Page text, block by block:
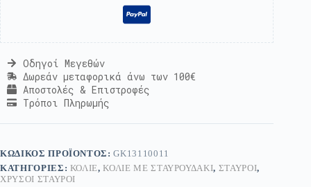
Οδηγοί Μεγεθών
Δωρεάν μεταφορικά άνω των 100€
Αποστολές & Επιστροφές
Τρόποι Πληρωμής
ΚΩΔΙΚΌΣ ΠΡΟΪΌΝΤΟΣ:GK13110011
ΚΑΤΗΓΟΡΊΕΣ: ΚΟΛΙΈ,ΚΟΛΙΈ ΜΕ ΣΤΑΥΡΟΥΔΆΚΙ, ΣΤΑΥΡΟΊ,
ΧΡΥΣΟΊ ΣΤΑΥΡΟΊ